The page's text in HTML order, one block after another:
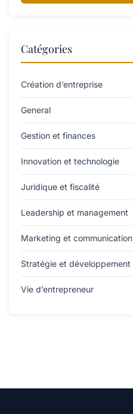
Catégories
Création d’entreprise
General
Gestion et finances
Innovation et technologie
Juridique et fiscalité
Leadership et management
Marketing et communication
Stratégie et développement
Vie d’entrepreneur